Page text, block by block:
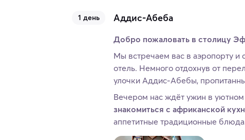
1 день Аддис-Абеба
Добро пожаловать в столицу
Мы встречаем вас в аэропорту и
отель. Немного отдохнув от
улочки Аддис-Абебы,
Вечером нас ждёт ужин в
знакомиться с африканской
аппетитные традиционные